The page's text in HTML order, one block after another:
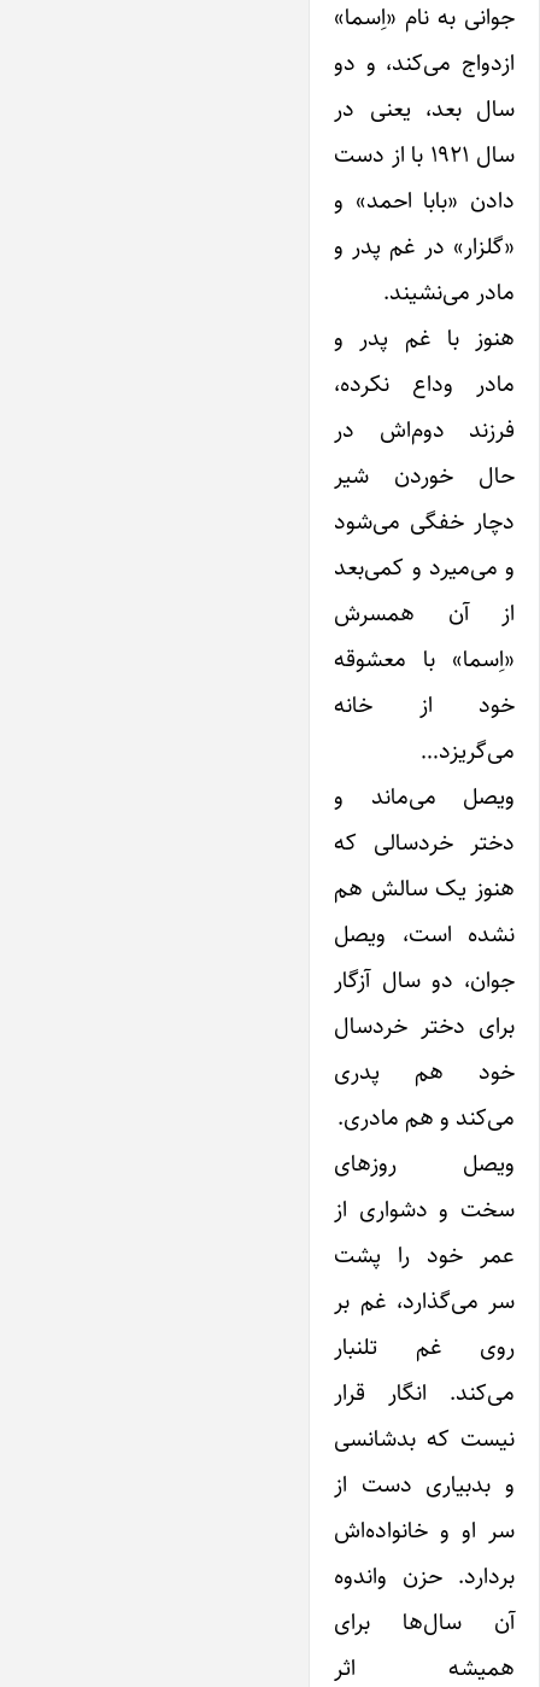
جوانی به نام «اِسما»
ازدواج می‌کند، و دو
سال بعد، یعنی در
سال ۱۹۲۱ با از دست
دادن «بابا احمد» و
«گلزار» در غم پدر و
مادر می‌نشیند.
هنوز با غم پدر و
مادر وداع نکرده،
فرزند دوم‌اش در
حال خوردن شیر
دچار خفگی می‌شود
و می‌میرد و کمی‌بعد
از آن همسرش
«اِسما» با معشوقه
خود از خانه
می‌گریزد…
ویصل می‌ماند و
دختر خردسالی که
هنوز یک سالش هم
نشده است، ویصل
جوان، دو سال آزگار
برای دختر خردسال
خود هم پدری
می‌کند و هم مادری.
ویصل روزهای
سخت و دشواری از
عمر خود را پشت
سر می‌گذارد، غم بر
روی غم تلنبار
می‌کند. انگار قرار
نیست که بدشانسی
و بدبیاری دست از
سر او و خانواده‌اش
بردارد. حزن و‌اندوه
آن سال‌ها برای
همیشه اثر